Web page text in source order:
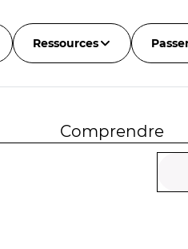
Ressources
Comprendre